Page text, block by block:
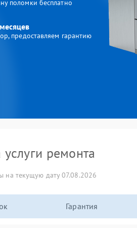
поломки бесплатно
предоставляем гарантию
ремонта
на текущую дату 07.08.2026
Гарантия